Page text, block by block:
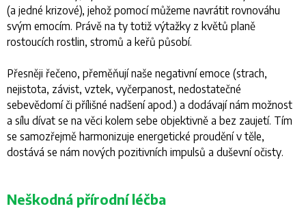
(a jedné krizové), jehož pomocí můžeme navrátit rovnováhu
svým emocím. Právě na ty totiž výtažky z květů planě
rostoucích rostlin, stromů a keřů působí.
Přesněji řečeno, přeměňují naše negativní emoce (strach,
nejistota, závist, vztek, vyčerpanost, nedostatečné
sebevědomí či přílišné nadšení apod.) a dodávají nám možnost
a sílu dívat se na věci kolem sebe objektivně a bez zaujetí. Tím
se samozřejmě harmonizuje energetické proudění v těle,
dostává se nám nových pozitivních impulsů a duševní očisty.
Neškodná přírodní léčba